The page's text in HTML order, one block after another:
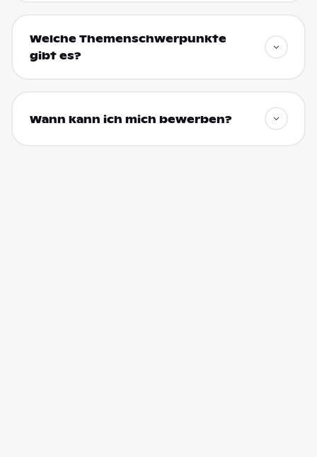
Welche Themenschwerpunkte
gibt es?
Wann kann ich mich bewerben?